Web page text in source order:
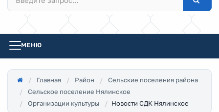
МЕНЮ
Главная Район
Сельские поселения района
Сельское поселение Нялинское
Организации культуры
Новости СДК Нялинское